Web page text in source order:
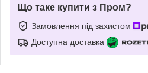
Що таке купити з Пром?
Замовлення під захистом
Доступна доставка